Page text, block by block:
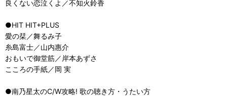
良くない恋泣くよ／不知火鈴香
●HIT HIT+PLUS
愛の栞／舞るみ子
糸島富士／山内惠介
おもいで御堂筋／岸本あずさ
こころの手紙／岡 実
●南乃星太のC/W攻略! 歌の聴き方・うたい方